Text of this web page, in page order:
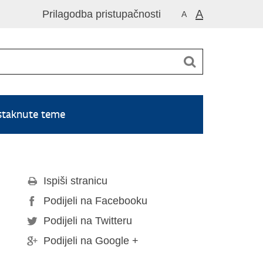
A A
Prilagodba pristupačnosti
teme
Ispiši stranicu
Podijeli na Facebooku
Podijeli na Twitteru
Podijeli na Google +